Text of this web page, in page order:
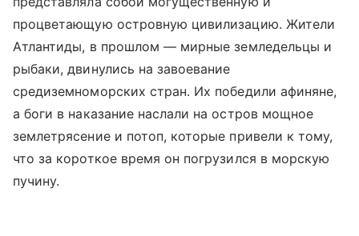
процветающую островную цивилизацию. Жители
Атлантиды, в прошлом — мирные земледельцы и
рыбаки, двинулись на завоевание
средиземноморских стран. Их победили афиняне,
а боги в наказание наслали на остров мощное
землетрясение и потоп, которые привели к тому,
что за короткое время он погрузился в морскую
пучину.